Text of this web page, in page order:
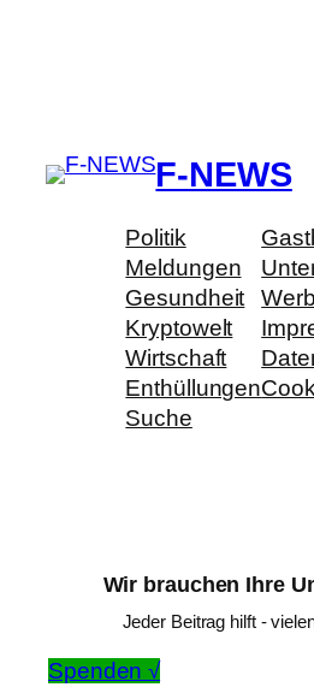
F-NEWS
Politik
Meldungen
Gesundheit
Kryptowelt
Wirtschaft
Enthüllungen
Suche
Wir brauchen Ihre
Jeder Beitrag hilft -
Spenden √